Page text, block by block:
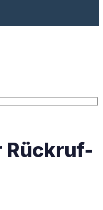
Rückruf-